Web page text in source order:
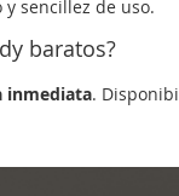
sencillez de uso.
baratos?
inmediata.